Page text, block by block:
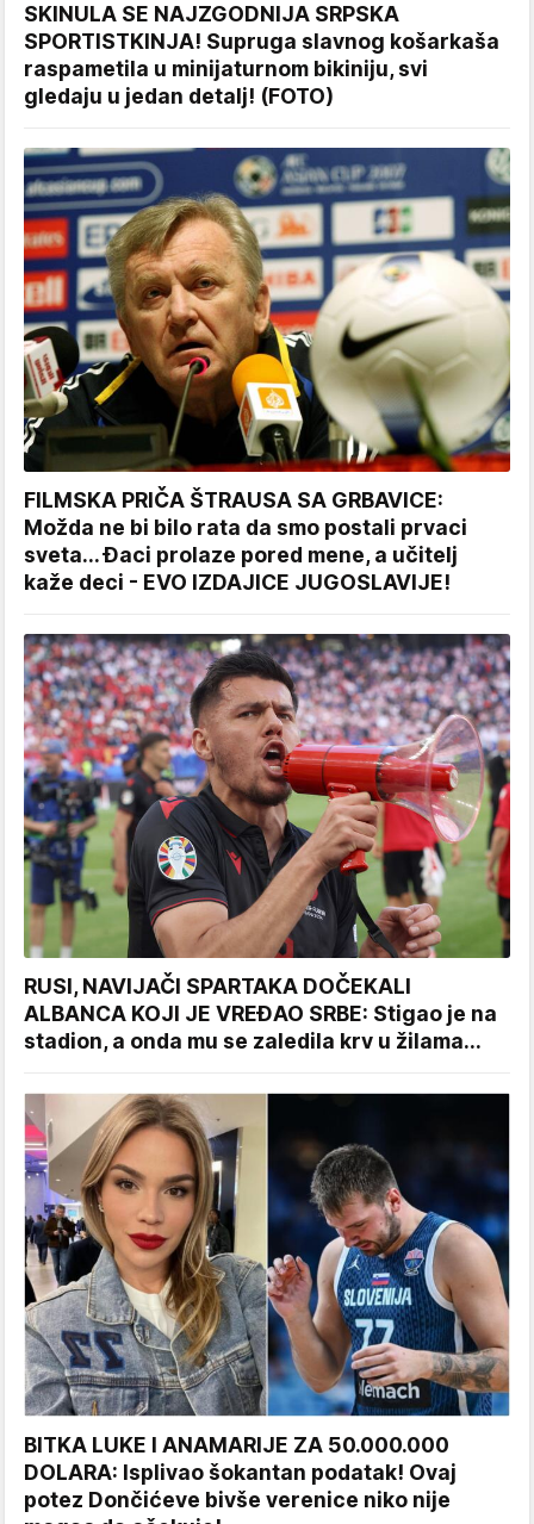
SKINULA SE NAJZGODNIJA SRPSKA
SPORTISTKINJA! Supruga slavnog košarkaša
raspametila u minijaturnom bikiniju, svi
gledaju u jedan detalj! (FOTO)
FILMSKA PRIČA ŠTRAUSA SA GRBAVICE:
Možda ne bi bilo rata da smo postali prvaci
sveta... Đaci prolaze pored mene, a učitelj
kaže deci - EVO IZDAJICE JUGOSLAVIJE!
RUSI, NAVIJAČI SPARTAKA DOČEKALI
ALBANCA KOJI JE VREĐAO SRBE: Stigao je na
stadion, a onda mu se zaledila krv u žilama...
BITKA LUKE I ANAMARIJE ZA 50.000.000
DOLARA: Isplivao šokantan podatak! Ovaj
potez Dončićeve bivše verenice niko nije